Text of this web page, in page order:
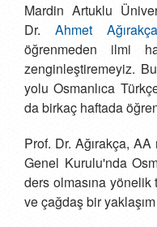
Mardin Artuklu
Dr.Ahmet Ağırakça
öğrenmeden ilmi
zenginleştiremeyiz.
yolu Osmanlıca
da birkaç haftada
Prof. Dr. Ağırakça,
Genel Kurulu'nda
ders olmasına yönelik
ve çağdaş bir